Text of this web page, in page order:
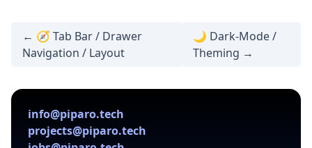
← 🧭 Tab Bar / Drawer
Navigation / Layout
🌙 Dark-Mode /
Theming →
info@piparo.tech
projects@piparo.tech